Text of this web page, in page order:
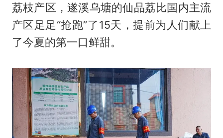
荔枝产区，遂溪乌塘的仙品荔比国内主流
产区足足“抢跑”了15天，提前为人们献上
了今夏的第一口鲜甜。